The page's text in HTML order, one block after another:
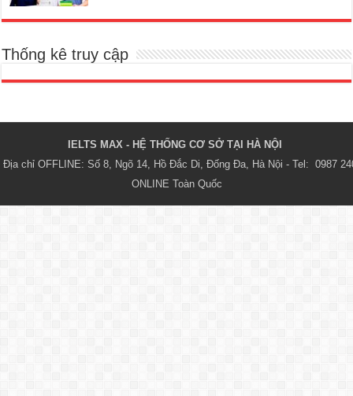
Thống kê truy cập
IELTS MAX - HỆ THỐNG CƠ SỞ TẠI HÀ NỘI
Địa chỉ OFFLINE: Số 8, Ngõ 14, Hồ Đắc Di, Đống Đa, Hà Nội - Tel:  0987